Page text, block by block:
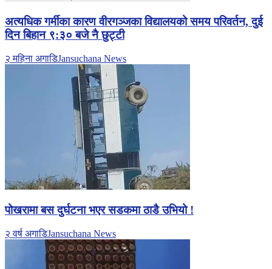
अत्यधिक गर्मीका कारण वीरगञ्जका विद्यालयको समय परिवर्तन, दुई
दिन बिहान ९:३० बजे नै छुट्टी
२ महिना अगाडिJansuchana News
पोखरामा बस दुर्घटना भएर सडकमा ठाडै उभियो !
२ वर्ष अगाडिJansuchana News